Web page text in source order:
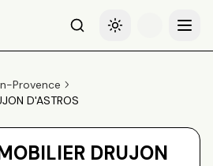
RechercheBasculer le thème
Menu
Provence
D'ASTROS
DRUJON